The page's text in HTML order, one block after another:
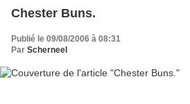
Chester Buns.
Publié le 09/08/2006 à 08:31
Par Scherneel